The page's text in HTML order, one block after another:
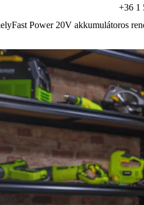
+36 1
Fast Power 20V akkumulátoros